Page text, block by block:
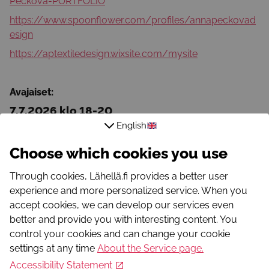
https://www.spoonflower.com/profiles/annapeckovad
esign
https://aptextiledesign.wixsite.com/mysite
Avajaiset:
7.7.2026 klo 18-20
Target group
Age group 18-29, Age group 30-64, Age group 65-99
Form
Exhibitions
English
Choose which cookies you use
Through cookies, Lähellä.fi provides a better user
experience and more personalized service. When you
accept cookies, we can develop our services even
better and provide you with interesting content. You
control your cookies and can change your cookie
settings at any time About the Service page.
Accessibility Statement